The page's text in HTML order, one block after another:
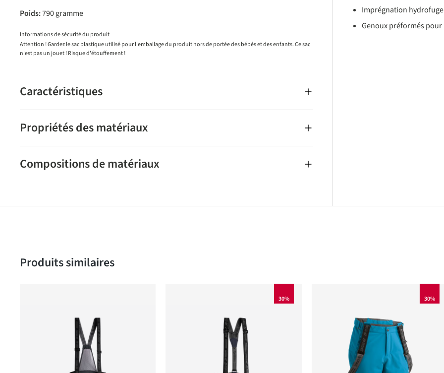
Poids:790 gramme
Informations de sécurité du produit
Attention ! Gardez le sac plastique utilisé pour l'emballage du produit hors de portée des bébés et des enfants. Ce sac
n'est pas un jouet ! Risque d'étouffement !
Caractéristiques
Propriétés des matériaux
Compositions de matériaux
Imprégnation hydrofuge
Genoux préformés
Produktgalerie überspringen
Produits similaires
30% 30%